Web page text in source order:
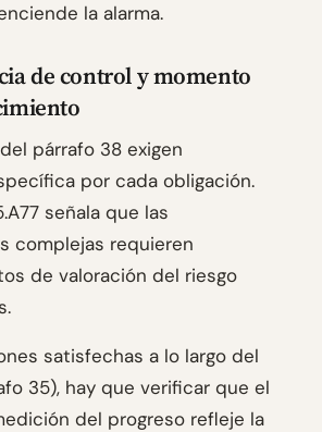
la alarma.
de control y momento
párrafo 38 exigen
por cada obligación.
señala que las
complejas requieren
de valoración del riesgo
satisfechas a lo largo del
35), hay que verificar que el
del progreso refleje la